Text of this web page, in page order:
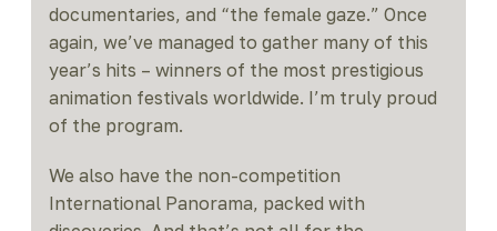
documentaries, and “the female gaze.” Once
again, we’ve managed to gather many of this
year’s hits – winners of the most prestigious
animation festivals worldwide. I’m truly proud
of the program.
We also have the non-competition
International Panorama, packed with